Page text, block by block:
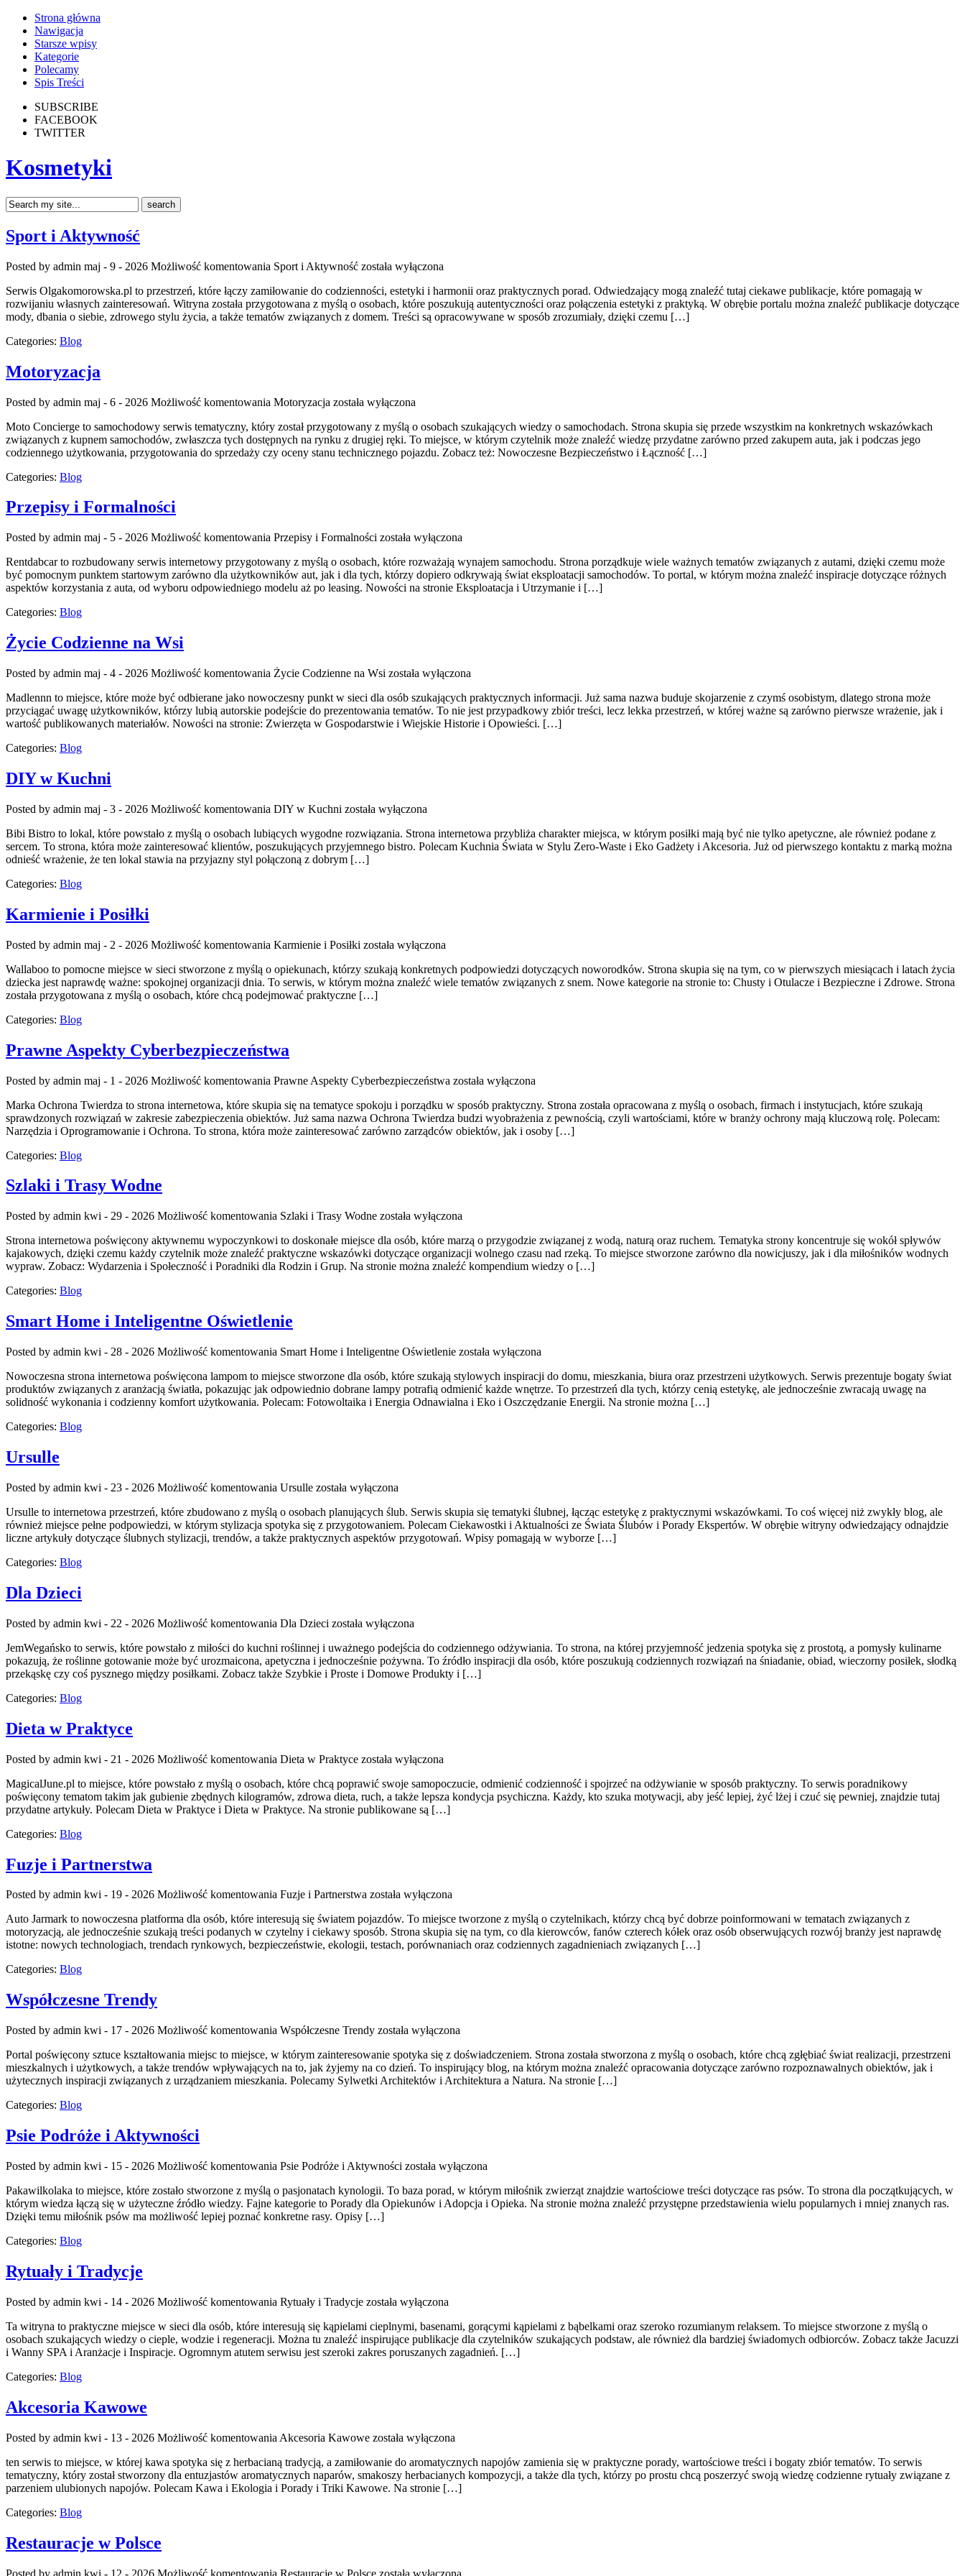
Strona główna
Nawigacja
Starsze wpisy
Kategorie
Polecamy
Spis Treści
SUBSCRIBE
FACEBOOK
TWITTER
Kosmetyki
Sport i Aktywność
Posted by admin maj - 9 - 2026 Możliwość komentowania Sport i Aktywność została wyłączona
Serwis Olgakomorowska.pl to przestrzeń, które łączy zamiłowanie do codzienności, estetyki i harmonii oraz praktycznych porad. Odwiedzający mogą znaleźć tutaj ciekawe publikacje, które pomagają w
rozwijaniu własnych zainteresowań. Witryna została przygotowana z myślą o osobach, które poszukują autentyczności oraz połączenia estetyki z praktyką. W obrębie portalu można znaleźć publikacje dotyczące
mody, dbania o siebie, zdrowego stylu życia, a także tematów związanych z domem. Treści są opracowywane w sposób zrozumiały, dzięki czemu […]
Categories: Blog
Motoryzacja
Posted by admin maj - 6 - 2026 Możliwość komentowania Motoryzacja została wyłączona
Moto Concierge to samochodowy serwis tematyczny, który został przygotowany z myślą o osobach szukających wiedzy o samochodach. Strona skupia się przede wszystkim na konkretnych wskazówkach
związanych z kupnem samochodów, zwłaszcza tych dostępnych na rynku z drugiej ręki. To miejsce, w którym czytelnik może znaleźć wiedzę przydatne zarówno przed zakupem auta, jak i podczas jego
codziennego użytkowania, przygotowania do sprzedaży czy oceny stanu technicznego pojazdu. Zobacz też: Nowoczesne Bezpieczeństwo i Łączność […]
Categories: Blog
Przepisy i Formalności
Posted by admin maj - 5 - 2026 Możliwość komentowania Przepisy i Formalności została wyłączona
Rentdabcar to rozbudowany serwis internetowy przygotowany z myślą o osobach, które rozważają wynajem samochodu. Strona porządkuje wiele ważnych tematów związanych z autami, dzięki czemu może
być pomocnym punktem startowym zarówno dla użytkowników aut, jak i dla tych, którzy dopiero odkrywają świat eksploatacji samochodów. To portal, w którym można znaleźć inspiracje dotyczące różnych
aspektów korzystania z auta, od wyboru odpowiedniego modelu aż po leasing. Nowości na stronie Eksploatacja i Utrzymanie i […]
Categories: Blog
Życie Codzienne na Wsi
Posted by admin maj - 4 - 2026 Możliwość komentowania Życie Codzienne na Wsi została wyłączona
Madlennn to miejsce, które może być odbierane jako nowoczesny punkt w sieci dla osób szukających praktycznych informacji. Już sama nazwa buduje skojarzenie z czymś osobistym, dlatego strona może
przyciągać uwagę użytkowników, którzy lubią autorskie podejście do prezentowania tematów. To nie jest przypadkowy zbiór treści, lecz lekka przestrzeń, w której ważne są zarówno pierwsze wrażenie, jak i
wartość publikowanych materiałów. Nowości na stronie: Zwierzęta w Gospodarstwie i Wiejskie Historie i Opowieści. […]
Categories: Blog
DIY w Kuchni
Posted by admin maj - 3 - 2026 Możliwość komentowania DIY w Kuchni została wyłączona
Bibi Bistro to lokal, które powstało z myślą o osobach lubiących wygodne rozwiązania. Strona internetowa przybliża charakter miejsca, w którym posiłki mają być nie tylko apetyczne, ale również podane z
sercem. To strona, która może zainteresować klientów, poszukujących przyjemnego bistro. Polecam Kuchnia Świata w Stylu Zero-Waste i Eko Gadżety i Akcesoria. Już od pierwszego kontaktu z marką można
odnieść wrażenie, że ten lokal stawia na przyjazny styl połączoną z dobrym […]
Categories: Blog
Karmienie i Posiłki
Posted by admin maj - 2 - 2026 Możliwość komentowania Karmienie i Posiłki została wyłączona
Wallaboo to pomocne miejsce w sieci stworzone z myślą o opiekunach, którzy szukają konkretnych podpowiedzi dotyczących noworodków. Strona skupia się na tym, co w pierwszych miesiącach i latach życia
dziecka jest naprawdę ważne: spokojnej organizacji dnia. To serwis, w którym można znaleźć wiele tematów związanych z snem. Nowe kategorie na stronie to: Chusty i Otulacze i Bezpieczne i Zdrowe. Strona
została przygotowana z myślą o osobach, które chcą podejmować praktyczne […]
Categories: Blog
Prawne Aspekty Cyberbezpieczeństwa
Posted by admin maj - 1 - 2026 Możliwość komentowania Prawne Aspekty Cyberbezpieczeństwa została wyłączona
Marka Ochrona Twierdza to strona internetowa, które skupia się na tematyce spokoju i porządku w sposób praktyczny. Strona została opracowana z myślą o osobach, firmach i instytucjach, które szukają
sprawdzonych rozwiązań w zakresie zabezpieczenia obiektów. Już sama nazwa Ochrona Twierdza budzi wyobrażenia z pewnością, czyli wartościami, które w branży ochrony mają kluczową rolę. Polecam:
Narzędzia i Oprogramowanie i Ochrona. To strona, która może zainteresować zarówno zarządców obiektów, jak i osoby […]
Categories: Blog
Szlaki i Trasy Wodne
Posted by admin kwi - 29 - 2026 Możliwość komentowania Szlaki i Trasy Wodne została wyłączona
Strona internetowa poświęcony aktywnemu wypoczynkowi to doskonałe miejsce dla osób, które marzą o przygodzie związanej z wodą, naturą oraz ruchem. Tematyka strony koncentruje się wokół spływów
kajakowych, dzięki czemu każdy czytelnik może znaleźć praktyczne wskazówki dotyczące organizacji wolnego czasu nad rzeką. To miejsce stworzone zarówno dla nowicjuszy, jak i dla miłośników wodnych
wypraw. Zobacz: Wydarzenia i Społeczność i Poradniki dla Rodzin i Grup. Na stronie można znaleźć kompendium wiedzy o […]
Categories: Blog
Smart Home i Inteligentne Oświetlenie
Posted by admin kwi - 28 - 2026 Możliwość komentowania Smart Home i Inteligentne Oświetlenie została wyłączona
Nowoczesna strona internetowa poświęcona lampom to miejsce stworzone dla osób, które szukają stylowych inspiracji do domu, mieszkania, biura oraz przestrzeni użytkowych. Serwis prezentuje bogaty świat
produktów związanych z aranżacją światła, pokazując jak odpowiednio dobrane lampy potrafią odmienić każde wnętrze. To przestrzeń dla tych, którzy cenią estetykę, ale jednocześnie zwracają uwagę na
solidność wykonania i codzienny komfort użytkowania. Polecam: Fotowoltaika i Energia Odnawialna i Eko i Oszczędzanie Energii. Na stronie można […]
Categories: Blog
Ursulle
Posted by admin kwi - 23 - 2026 Możliwość komentowania Ursulle została wyłączona
Ursulle to internetowa przestrzeń, które zbudowano z myślą o osobach planujących ślub. Serwis skupia się tematyki ślubnej, łącząc estetykę z praktycznymi wskazówkami. To coś więcej niż zwykły blog, ale
również miejsce pełne podpowiedzi, w którym stylizacja spotyka się z przygotowaniem. Polecam Ciekawostki i Aktualności ze Świata Ślubów i Porady Ekspertów. W obrębie witryny odwiedzający odnajdzie
liczne artykuły dotyczące ślubnych stylizacji, trendów, a także praktycznych aspektów przygotowań. Wpisy pomagają w wyborze […]
Categories: Blog
Dla Dzieci
Posted by admin kwi - 22 - 2026 Możliwość komentowania Dla Dzieci została wyłączona
JemWegańsko to serwis, które powstało z miłości do kuchni roślinnej i uważnego podejścia do codziennego odżywiania. To strona, na której przyjemność jedzenia spotyka się z prostotą, a pomysły kulinarne
pokazują, że roślinne gotowanie może być urozmaicona, apetyczna i jednocześnie pożywna. To źródło inspiracji dla osób, które poszukują codziennych rozwiązań na śniadanie, obiad, wieczorny posiłek, słodką
przekąskę czy coś pysznego między posiłkami. Zobacz także Szybkie i Proste i Domowe Produkty i […]
Categories: Blog
Dieta w Praktyce
Posted by admin kwi - 21 - 2026 Możliwość komentowania Dieta w Praktyce została wyłączona
MagicalJune.pl to miejsce, które powstało z myślą o osobach, które chcą poprawić swoje samopoczucie, odmienić codzienność i spojrzeć na odżywianie w sposób praktyczny. To serwis poradnikowy
poświęcony tematom takim jak gubienie zbędnych kilogramów, zdrowa dieta, ruch, a także lepsza kondycja psychiczna. Każdy, kto szuka motywacji, aby jeść lepiej, żyć lżej i czuć się pewniej, znajdzie tutaj
przydatne artykuły. Polecam Dieta w Praktyce i Dieta w Praktyce. Na stronie publikowane są […]
Categories: Blog
Fuzje i Partnerstwa
Posted by admin kwi - 19 - 2026 Możliwość komentowania Fuzje i Partnerstwa została wyłączona
Auto Jarmark to nowoczesna platforma dla osób, które interesują się światem pojazdów. To miejsce tworzone z myślą o czytelnikach, którzy chcą być dobrze poinformowani w tematach związanych z
motoryzacją, ale jednocześnie szukają treści podanych w czytelny i ciekawy sposób. Strona skupia się na tym, co dla kierowców, fanów czterech kółek oraz osób obserwujących rozwój branży jest naprawdę
istotne: nowych technologiach, trendach rynkowych, bezpieczeństwie, ekologii, testach, porównaniach oraz codziennych zagadnieniach związanych […]
Categories: Blog
Współczesne Trendy
Posted by admin kwi - 17 - 2026 Możliwość komentowania Współczesne Trendy została wyłączona
Portal poświęcony sztuce kształtowania miejsc to miejsce, w którym zainteresowanie spotyka się z doświadczeniem. Strona została stworzona z myślą o osobach, które chcą zgłębiać świat realizacji, przestrzeni
mieszkalnych i użytkowych, a także trendów wpływających na to, jak żyjemy na co dzień. To inspirujący blog, na którym można znaleźć opracowania dotyczące zarówno rozpoznawalnych obiektów, jak i
użytecznych inspiracji związanych z urządzaniem mieszkania. Polecamy Sylwetki Architektów i Architektura a Natura. Na stronie […]
Categories: Blog
Psie Podróże i Aktywności
Posted by admin kwi - 15 - 2026 Możliwość komentowania Psie Podróże i Aktywności została wyłączona
Pakawilkolaka to miejsce, które zostało stworzone z myślą o pasjonatach kynologii. To baza porad, w którym miłośnik zwierząt znajdzie wartościowe treści dotyczące ras psów. To strona dla początkujących, w
którym wiedza łączą się w użyteczne źródło wiedzy. Fajne kategorie to Porady dla Opiekunów i Adopcja i Opieka. Na stronie można znaleźć przystępne przedstawienia wielu popularnych i mniej znanych ras.
Dzięki temu miłośnik psów ma możliwość lepiej poznać konkretne rasy. Opisy […]
Categories: Blog
Rytuały i Tradycje
Posted by admin kwi - 14 - 2026 Możliwość komentowania Rytuały i Tradycje została wyłączona
Ta witryna to praktyczne miejsce w sieci dla osób, które interesują się kąpielami cieplnymi, basenami, gorącymi kąpielami z bąbelkami oraz szeroko rozumianym relaksem. To miejsce stworzone z myślą o
osobach szukających wiedzy o cieple, wodzie i regeneracji. Można tu znaleźć inspirujące publikacje dla czytelników szukających podstaw, ale również dla bardziej świadomych odbiorców. Zobacz także Jacuzzi
i Wanny SPA i Aranżacje i Inspiracje. Ogromnym atutem serwisu jest szeroki zakres poruszanych zagadnień. […]
Categories: Blog
Akcesoria Kawowe
Posted by admin kwi - 13 - 2026 Możliwość komentowania Akcesoria Kawowe została wyłączona
ten serwis to miejsce, w której kawa spotyka się z herbacianą tradycją, a zamiłowanie do aromatycznych napojów zamienia się w praktyczne porady, wartościowe treści i bogaty zbiór tematów. To serwis
tematyczny, który został stworzony dla entuzjastów aromatycznych naparów, smakoszy herbacianych kompozycji, a także dla tych, którzy po prostu chcą poszerzyć swoją wiedzę codzienne rytuały związane z
parzeniem ulubionych napojów. Polecam Kawa i Ekologia i Porady i Triki Kawowe. Na stronie […]
Categories: Blog
Restauracje w Polsce
Posted by admin kwi - 12 - 2026 Możliwość komentowania Restauracje w Polsce została wyłączona